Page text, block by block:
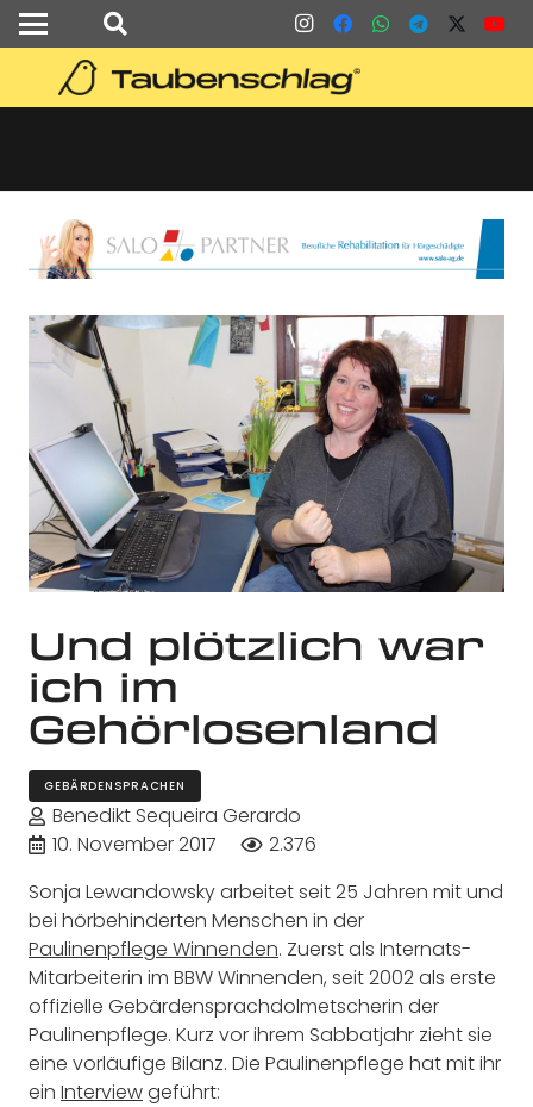
Und plötzlich war
ich im
Gehörlosenland
GEBÄRDENSPRACHEN
Benedikt Sequeira Gerardo
10. November 2017
2.376
Sonja Lewandowsky arbeitet seit 25 Jahren mit und
bei hörbehinderten Menschen in der
Paulinenpflege Winnenden. Zuerst als Internats-
Mitarbeiterin im BBW Winnenden, seit 2002 als erste
offizielle Gebärdensprachdolmetscherin der
Paulinenpflege. Kurz vor ihrem Sabbatjahr zieht sie
eine vorläufige Bilanz. Die Paulinenpflege hat mit ihr
ein Interviewgeführt: